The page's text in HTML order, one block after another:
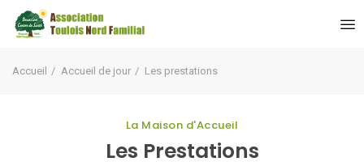
Accueil Accueil de jour Les prestations
La Maison d'Accueil
Les Prestations